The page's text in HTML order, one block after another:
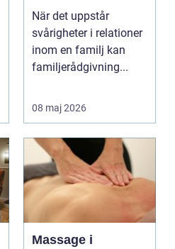
När det uppstår
svårigheter i relationer
inom en familj kan
familjerådgivning...
08 maj 2026
Massage i